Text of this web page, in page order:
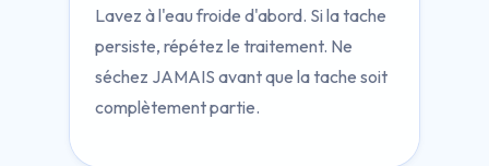
Lavez à l'eau froide d'abord. Si la tache
persiste, répétez le traitement. Ne
séchez JAMAIS avant que la tache soit
complètement partie.